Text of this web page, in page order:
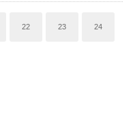
22 23 24